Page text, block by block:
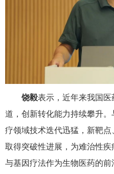
饶毅表示，近年来我国
道，创新转化能力持续攀升
疗领域技术迭代迅猛，新靶
取得突破性进展，为难治性
与基因疗法作为生物医药的